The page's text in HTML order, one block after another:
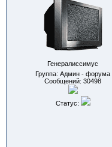
Генералиссимус
Группа: Админ - форума
Сообщений: 30498
Статус: